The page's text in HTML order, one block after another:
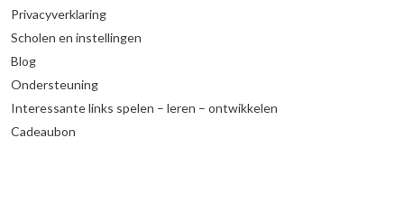
Privacyverklaring
Scholen en instellingen
Blog
Ondersteuning
Interessante links spelen – leren – ontwikkelen
Cadeaubon